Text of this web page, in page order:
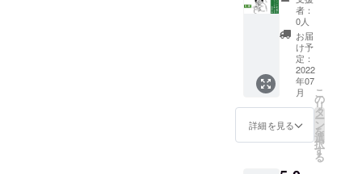
1時間を
予定し
ていま
す。
チボー
ルが出
来る券
札幌公
演の翌
日、7/2
午後1時
頃より
札幌市
大通り
某所に
てダイ
者：
0人
お届
け予
定：
2022
年07
月
詳細を見る
こ
の
リ
タ
ー
ン
を
選
択
す
る